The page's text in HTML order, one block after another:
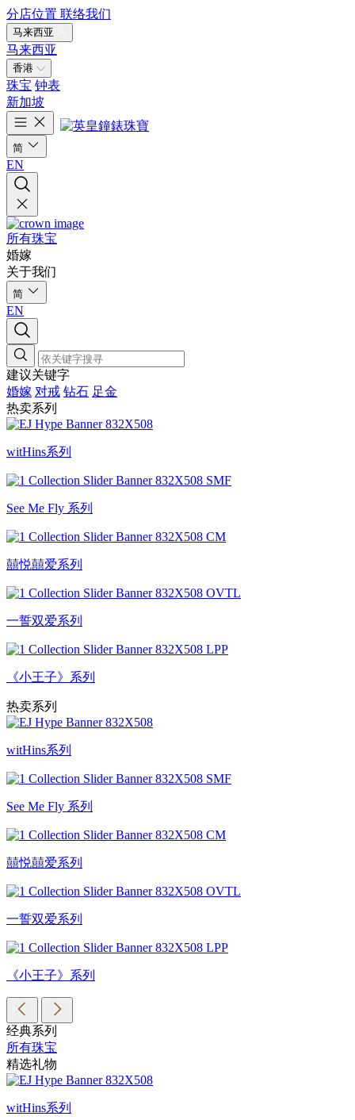
分店位置 联络我们
马来西亚
马来西亚
香港
珠宝 钟表
新加坡
简
EN
所有珠宝
婚嫁
关于我们
简
EN
建议关键字
婚嫁 对戒 钻石 足金
热卖系列
witHins系列
See Me Fly 系列
囍悦囍爱系列
一誓双爱系列
《小王子》系列
热卖系列
witHins系列
See Me Fly 系列
囍悦囍爱系列
一誓双爱系列
《小王子》系列
经典系列
所有珠宝
精选礼物
witHins系列